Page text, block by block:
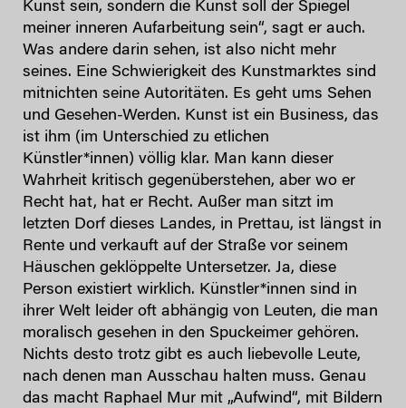
Kunst sein, sondern die Kunst soll der Spiegel
meiner inneren Aufarbeitung sein“, sagt er auch.
Was andere darin sehen, ist also nicht mehr
seines. Eine Schwierigkeit des Kunstmarktes sind
mitnichten seine Autoritäten. Es geht ums Sehen
und Gesehen-Werden. Kunst ist ein Business, das
ist ihm (im Unterschied zu etlichen
Künstler*innen) völlig klar. Man kann dieser
Wahrheit kritisch gegenüberstehen, aber wo er
Recht hat, hat er Recht. Außer man sitzt im
letzten Dorf dieses Landes, in Prettau, ist längst in
Rente und verkauft auf der Straße vor seinem
Häuschen geklöppelte Untersetzer. Ja, diese
Person existiert wirklich. Künstler*innen sind in
ihrer Welt leider oft abhängig von Leuten, die man
moralisch gesehen in den Spuckeimer gehören.
Nichts desto trotz gibt es auch liebevolle Leute,
nach denen man Ausschau halten muss. Genau
das macht Raphael Mur mit „Aufwind“, mit Bildern